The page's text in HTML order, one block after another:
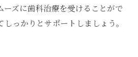
ーズに歯科治療を受けることがで
っかりとサポートしましょう。